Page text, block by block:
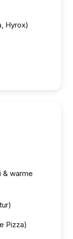
Hyrox)
& warme
Pizza)